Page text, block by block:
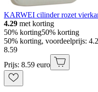
KARWEI cilinder rozet
4.29 met korting
50% korting50% korting
50% korting, voordeelprijs:
8.59
Prijs: 8.59 euro